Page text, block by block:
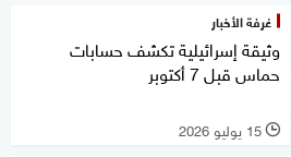
غرفة الأخبار
وثيقة إسرائيلية تكشف حسابات
حماس قبل 7 أكتوبر
l 15 يوليو 2026